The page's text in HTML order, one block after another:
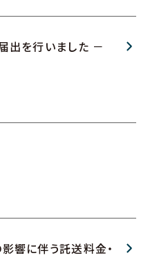
出を行いました －
響に伴う託送料金・